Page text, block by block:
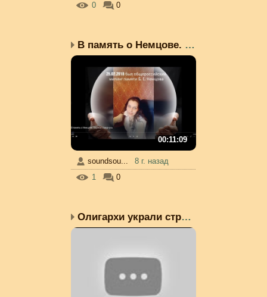
0
0
В память о Немцове. Бор...
00:11:09
soundsou...
8 г. назад
1
0
Олигархи украли страну....